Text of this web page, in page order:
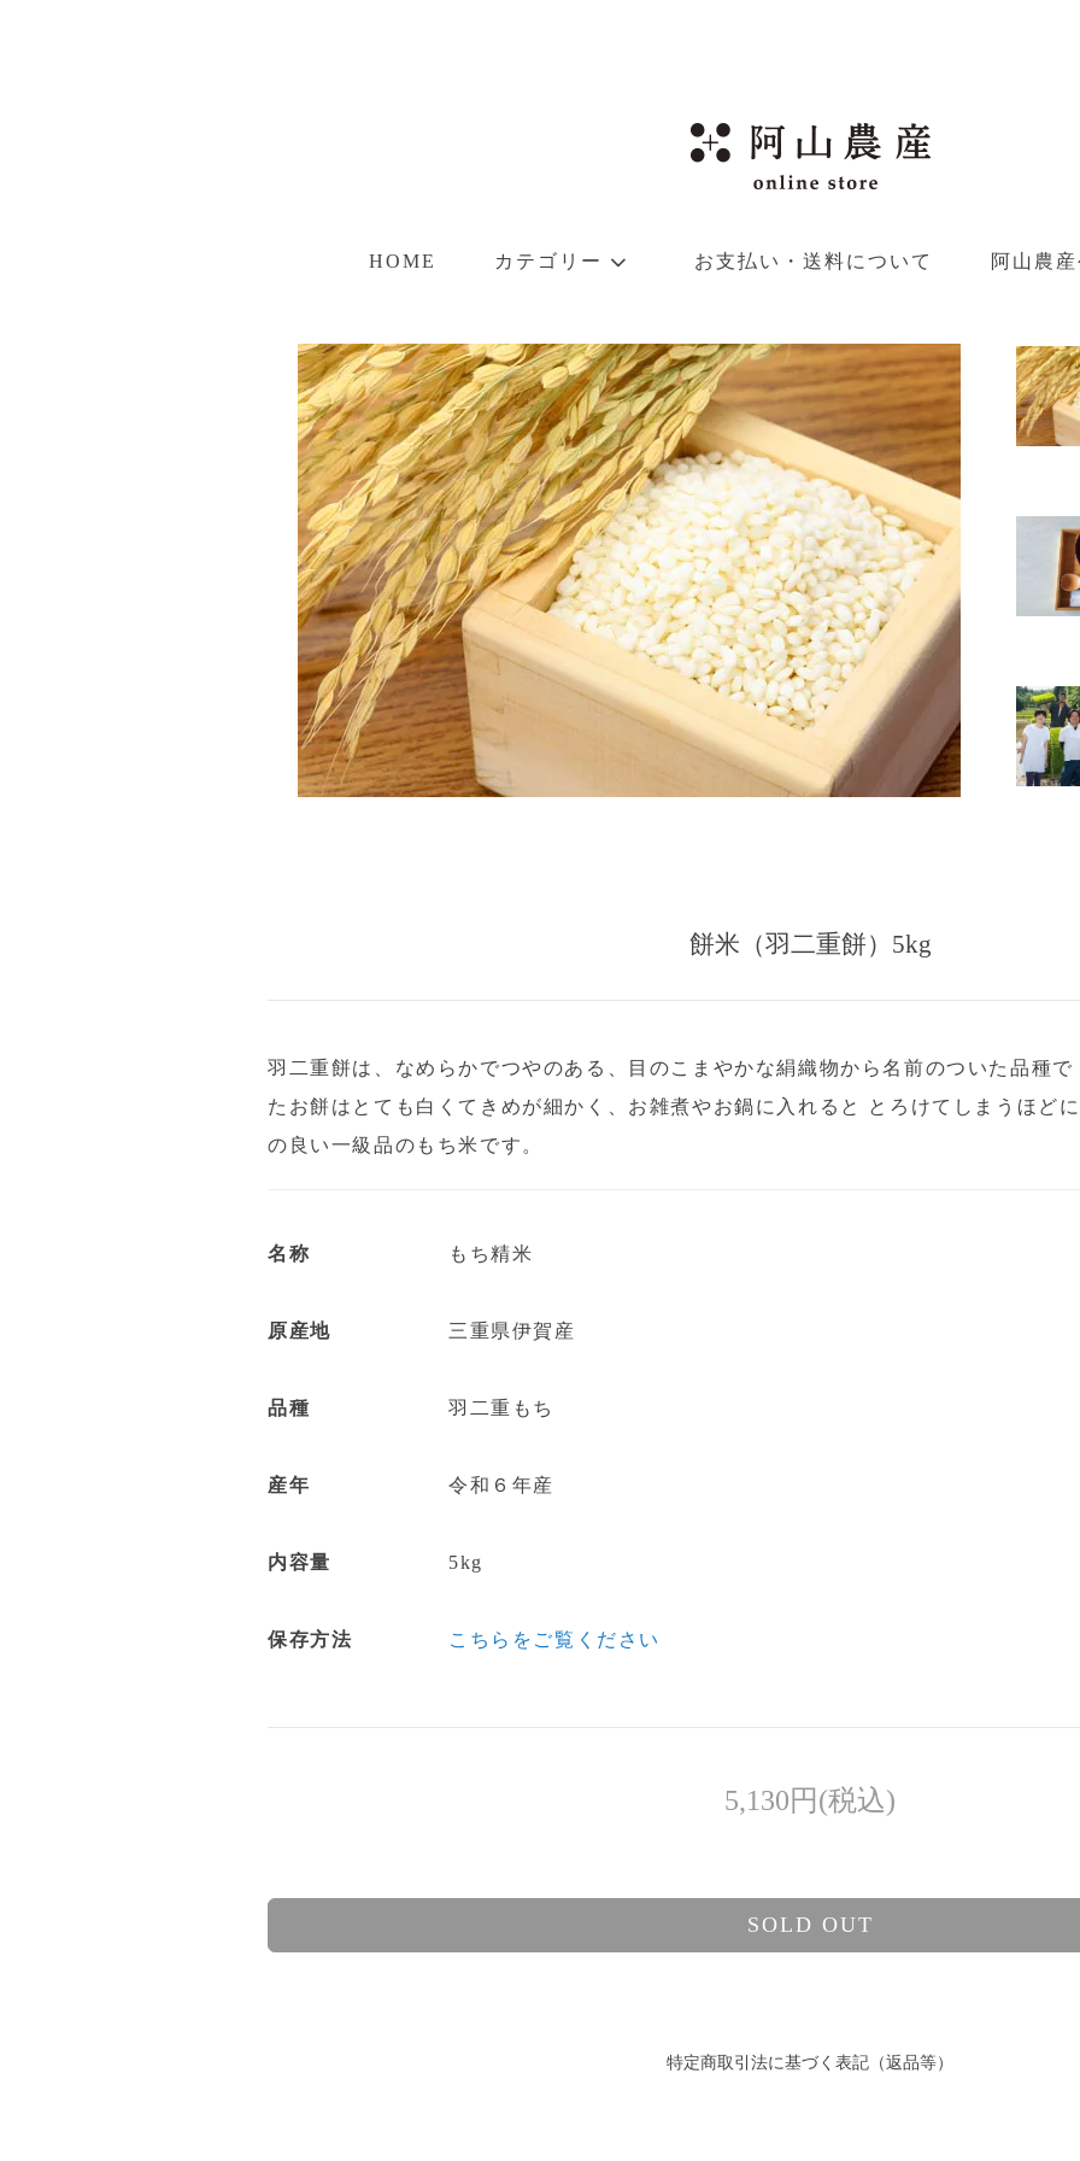
HOME カテゴリー お支払い・送料について 阿山農
餅米（羽二重餅）5kg
羽二重餅は、なめらかでつやのある、目のこまやかな絹織物から名前のついた品種
たお餅はとても白くてきめが細かく、お雑煮やお鍋に入れると とろけてしまうほど
の良い一級品のもち米です。
名称 もち精米
原産地 三重県伊賀産
品種 羽二重もち
産年 令和６年産
内容量 5kg
保存方法 こちらをご覧ください
5,130円(税込)
SOLD OUT
特定商取引法に基づく表記（返品等）